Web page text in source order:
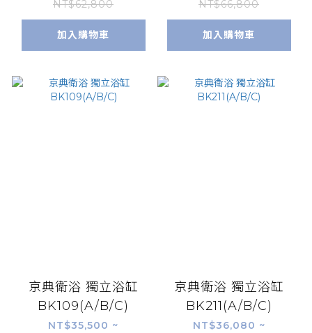
NT$62,800
加入購物車
NT$66,800
加入購物車
京典衛浴 獨立浴缸
BK109(A/B/C)
NT$35,500 ~
京典衛浴 獨立浴缸
BK211(A/B/C)
NT$36,080 ~